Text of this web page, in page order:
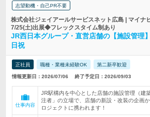
志望動機・自己PR不要
株式会社ジェイアールサービスネット広島 | マイナ
7/25(土)出展◆フレックスタイム制あり
JR西日本グループ・直営店舗の【施設管理
日祝
正社員 職種・業種未経験OK 第二新卒歓迎
情報更新日：2026/07/06 終了予定日：2026/09/03
仕事内容
JR駅構内を中心とした店舗の施設管理（建
注者」の立場で、店舗の新設・改装の企画
ロジェクトに携われます！